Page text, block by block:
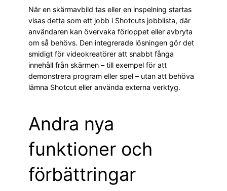
När en skärmavbild tas eller en inspelning startas
visas detta som ett jobb i Shotcuts jobblista, där
användaren kan övervaka förloppet eller avbryta
om så behövs. Den integrerade lösningen gör det
smidigt för videokreatörer att snabbt fånga
innehåll från skärmen – till exempel för att
demonstrera program eller spel – utan att behöva
lämna Shotcut eller använda externa verktyg.
Andra nya
funktioner och
förbättringar